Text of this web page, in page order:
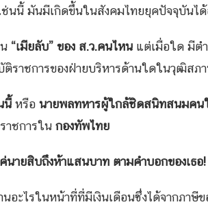
ช่นนี้ มันมีเกิดขึ้นในสังคมไทยยุคปัจจุบันได้
“เมียลับ” ของ ส.ว.คนไหน แต่เมื่อใด มีต
ติราชการของฝ่ายบริหารด้านใดในวุฒิสภ
นี้หรือ นายพลทหารผู้ใกล้ชิดสนิทสนมคน
าชการใน กองทัพไทย
นายสิบถึงห้าแสนบาท ตามคำบอกของเธอ!
อะไรในหน้าที่ที่มีเงินเดือนซึ่งได้จากภาษี